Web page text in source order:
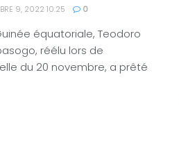
9, 2022 10:25 0
équatoriale, Teodoro
réélu lors de
du 20 novembre, a prêté